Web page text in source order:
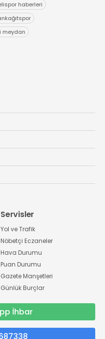
haberleri
meydan
Servisler
Yol ve Trafik
Nöbetçi Eczaneler
Hava Durumu
Puan Durumu
Gazete Manşetleri
Günlük Burçlar
İhbar